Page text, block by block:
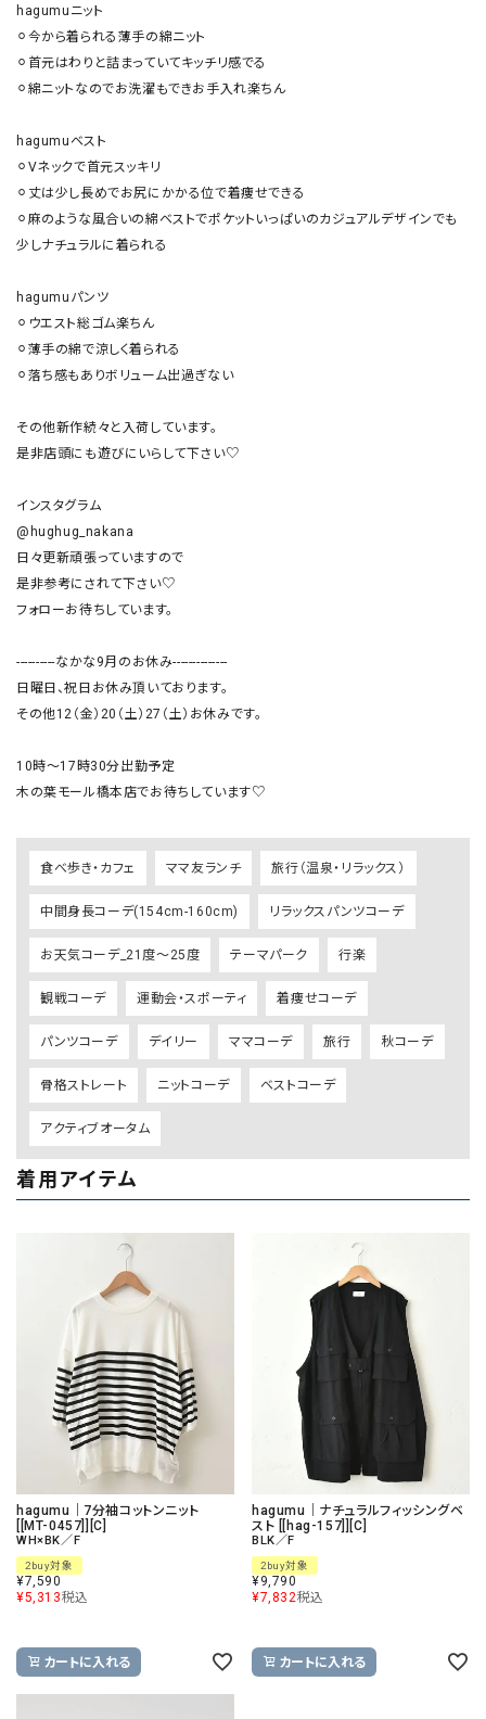
hagumuニット
⚪︎今から着られる薄手の綿ニット
⚪︎首元はわりと詰まっていてキッチリ感でる
⚪︎綿ニットなのでお洗濯もできお手入れ楽ちん
hagumuベスト
⚪︎Vネックで首元スッキリ
⚪︎丈は少し長めでお尻にかかる位で着痩せできる
⚪︎麻のような風合いの綿ベストでポケットいっぱいのカジュアルデザインでも
少しナチュラルに着られる
hagumuパンツ
⚪︎ウエスト総ゴム楽ちん
⚪︎薄手の綿で涼しく着られる
⚪︎落ち感もありボリューム出過ぎない
その他新作続々と入荷しています。
是非店頭にも遊びにいらして下さい♡
インスタグラム
@hughug_nakana
日々更新頑張っていますので
是非参考にされて下さい♡
フォローお待ちしています。
----------なかな9月のお休み--------------
日曜日、祝日お休み頂いております。
その他12（金）20（土）27（土）お休みです。
10時〜17時30分出勤予定
木の葉モール橋本店でお待ちしています♡
食べ歩き・カフェ ママ友ランチ 旅行（温泉・リラックス）
中間身長コーデ(154cm-160cm) リラックスパンツコーデ
お天気コーデ_21度～25度 テーマパーク 行楽
観戦コーデ 運動会・スポーティ 着痩せコーデ
パンツコーデ デイリー ママコーデ 旅行 秋コーデ
骨格ストレート ニットコーデ ベストコーデ
アクティブオータム
着用アイテム
hagumu｜7分袖コットンニット
[[MT-0457]][C]
WH×BK／F
2buy対象
¥7,590
¥5,313税込
カートに入れる
hagumu｜ナチュラルフィッシングベ
スト [[hag-157]][C]
BLK／F
2buy対象
¥9,790
¥7,832税込
カートに入れる